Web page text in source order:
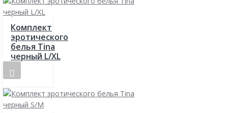
Комплект
эротического
белья Tina
черный L/XL